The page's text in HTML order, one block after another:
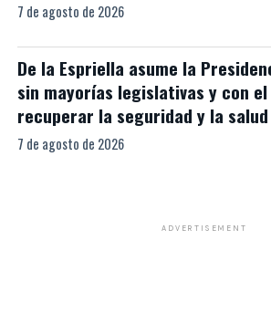
7 de agosto de 2026
De la Espriella asume la
sin mayorías legislativas y con
recuperar la seguridad y la salud
7 de agosto de 2026
ADVERTISEMENT